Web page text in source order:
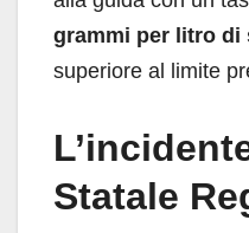
grammi per litro di
superiore al limite
Statale